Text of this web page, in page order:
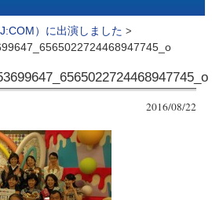
）に出演しました >
2016/08/22